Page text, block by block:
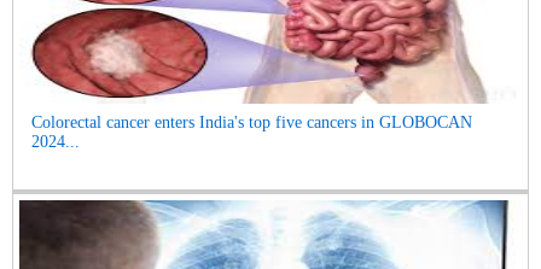
Colorectal cancer enters India's top five cancers in GLOBOCAN
2024...